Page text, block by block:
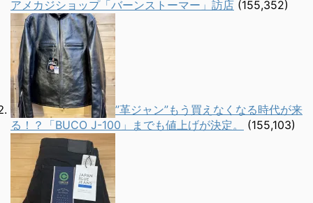
アメカジショップ「バーンストーマー」訪店 (155,352)
”革ジャン”もう買えなくなる時代が来
る！？「BUCO J-100」までも値上げが決定。
(155,103)